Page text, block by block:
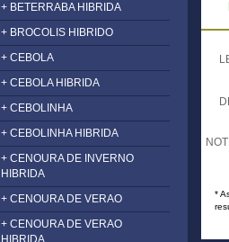
+ BETERRABA HIBRIDA
+ BROCOLIS HIBRIDO
+ CEBOLA
+ CEBOLA HIBRIDA
+ CEBOLINHA
+ CEBOLINHA HIBRIDA
+ CENOURA DE INVERNO
HIBRIDA
+ CENOURA DE VERAO
+ CENOURA DE VERAO
HIBRIDA
*